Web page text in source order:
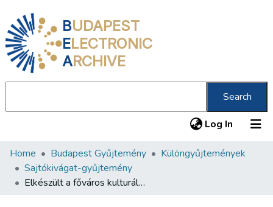
BUDAPEST
ELECTRONIC
ARCHIVE
Search
Log In (current)
Communities & Collections
All of DSpace
Home Budapest Gyűjtemény
Különgyűjtemények
Sajtókivágat-gyűjtemény
Elkészült a főváros kulturális programjának terve